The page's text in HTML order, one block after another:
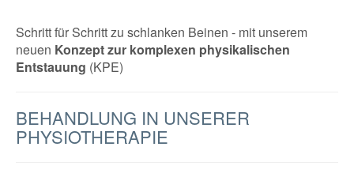
Schritt für Schritt zu schlanken Beinen - mit unserem
neuen Konzept zur komplexen physikalischen
Entstauung (KPE)
BEHANDLUNG IN UNSERER
PHYSIOTHERAPIE